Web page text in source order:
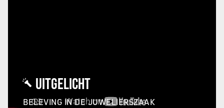
UITGELICHT
BELEVING IN DE JUWELIERSZAAK